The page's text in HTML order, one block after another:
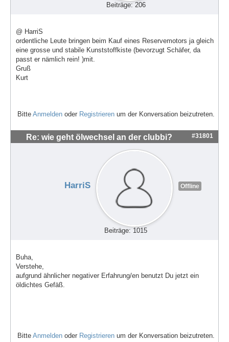
Beiträge: 206
@ HarriS
ordentliche Leute bringen beim Kauf eines Reservemotors ja gleich
eine grosse und stabile Kunststoffkiste (bevorzugt Schäfer, da
passt er nämlich rein! )mit.
Gruß
Kurt
Bitte Anmelden oder Registrieren um der Konversation beizutreten.
Re: wie geht ölwechsel an der clubbi? #31801
HarriS Offline
Beiträge: 1015
Buha,
Verstehe,
aufgrund ähnlicher negativer Erfahrung/en benutzt Du jetzt ein
öldichtes Gefäß.
Bitte Anmelden oder Registrieren um der Konversation beizutreten.